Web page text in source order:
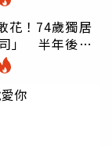
花！74歲獨居
」 半年後暴
你